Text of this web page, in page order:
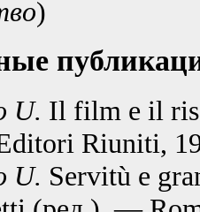
)
U. Il film e il
Riuniti,
U. Servitù e